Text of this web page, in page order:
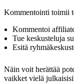
Kommentointi toimii
Kommentoi
Tue keskusteluja
Esitä
Näin voit herättää
vaikket vielä